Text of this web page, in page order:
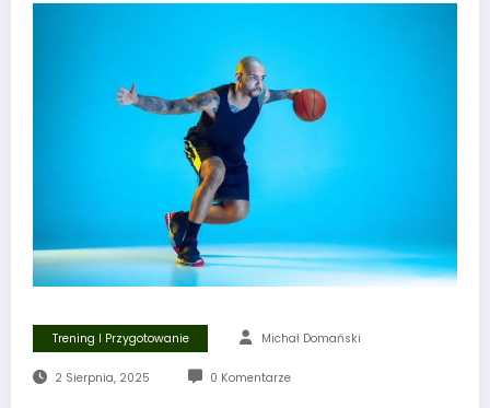
Trening I Przygotowanie Michał Domański
2 Sierpnia, 2025 0 Komentarze